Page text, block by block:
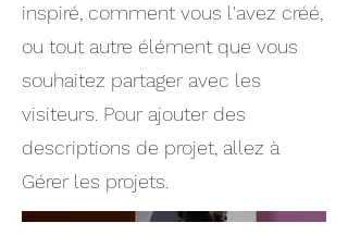
inspiré, comment vous l'avez créé,
ou tout autre élément que vous
souhaitez partager avec les
visiteurs. Pour ajouter des
descriptions de projet, allez à
Gérer les projets.